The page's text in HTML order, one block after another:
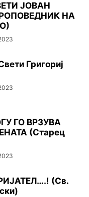
ЈОВАН
НА
Григориј
ГО ВРЗУВА
(Старец
(Св.